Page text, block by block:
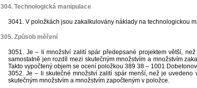
304. Technologická manipulace
3041. V položkách jsou zakalkulovány náklady na technologickou
305. Způsob měření
3051. Je – li množství zalití spár předepsané projektem větší,
samostatně jen rozdíl mezi skutečným množstvím a množstvím
Takto vypočtený objem se ocení položkou 389 38 – 1001
3052. Je – li skutečné množství zalití spár menší, než je
skutečným množstvím a množstvím započteným v položce.